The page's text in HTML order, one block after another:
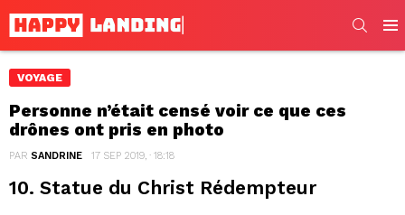
VOYAGE
Personne n’était censé voir ce que ces
drônes ont pris en photo
PAR SANDRINE 17 SEP 2019, · 18:18
10. Statue du Christ Rédempteur